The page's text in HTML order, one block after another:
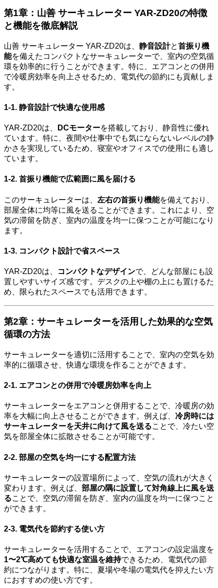
第1章：山善 サーキュレーター YAR-ZD20の特徴
と機能を徹底解説
山善 サーキュレーター YAR-ZD20は、 静音設計と首振り機
能を備えたコンパクトなサーキュレーターで、室内の空気循
環を効率的に行うことができます。特に、エアコンとの併用
で冷暖房効率を向上させるため、電気代の節約にも貢献しま
す。
1-1. 静音設計で快適な使用感
YAR-ZD20は、 DCモーターを搭載しており、静音性に優れ
ています。特に、夜間や仕事中でも気にならないレベルの静
かさを実現しているため、寝室やオフィスでの使用にも適し
ています。
1-2. 首振り機能で広範囲に風を届ける
このサーキュレーターは、 左右の首振り機能を備えており、
部屋全体に均等に風を送ることができます。これにより、空
気の滞留を防ぎ、室内の温度を均一に保つことが可能になり
ます。
1-3. コンパクト設計で省スペース
YAR-ZD20は、 コンパクトなデザインで、どんな部屋にも設
置しやすいサイズ感です。デスクの上や棚の上にも置けるた
め、限られたスペースでも活用できます。
第2章：サーキュレーターを活用した効果的な空気
循環の方法
サーキュレーターを適切に活用することで、室内の空気を効
率的に循環させ、快適な環境を作ることができます。
2-1. エアコンとの併用で冷暖房効率を向上
サーキュレーターをエアコンと併用することで、冷暖房の効
率を大幅に向上させることができます。例えば、 冷房時には
サーキュレーターを天井に向けて風を送ることで、冷たい空
気を部屋全体に拡散させることが可能です。
2-2. 部屋の空気を均一にする配置方法
サーキュレーターの設置場所によって、空気の流れが大きく
変わります。例えば、 部屋の隅に設置して対角線上に風を送
ることで、空気の滞留を防ぎ、室内の温度を均一に保つこと
ができます。
2-3. 電気代を節約する使い方
サーキュレーターを活用することで、エアコンの設定温度を
1〜2℃高めても快適な室温を維持できるため、電気代の節
約につながります。特に、夏場や冬場の電気代を抑えたい方
におすすめの使い方です。